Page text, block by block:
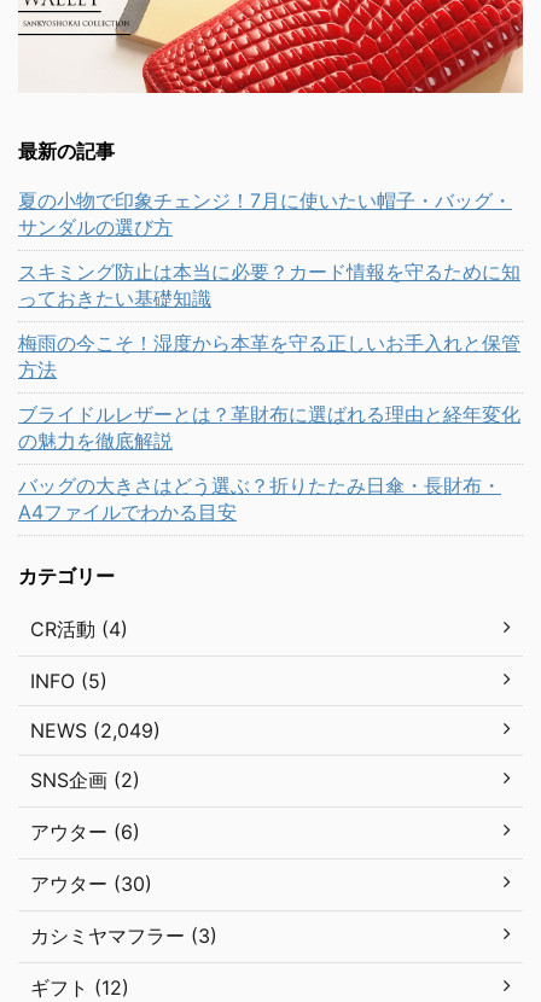
最新の記事
夏の小物で印象チェンジ！7月に使いたい帽子・バッグ・
サンダルの選び方
スキミング防止は本当に必要？カード情報を守るために知
っておきたい基礎知識
梅雨の今こそ！湿度から本革を守る正しいお手入れと保管
方法
ブライドルレザーとは？革財布に選ばれる理由と経年変化
の魅力を徹底解説
バッグの大きさはどう選ぶ？折りたたみ日傘・長財布・
A4ファイルでわかる目安
カテゴリー
CR活動 (4)
INFO (5)
NEWS (2,049)
SNS企画 (2)
アウター (6)
アウター (30)
カシミヤマフラー (3)
ギフト (12)